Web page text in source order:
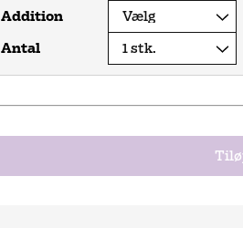
Addition
Antal